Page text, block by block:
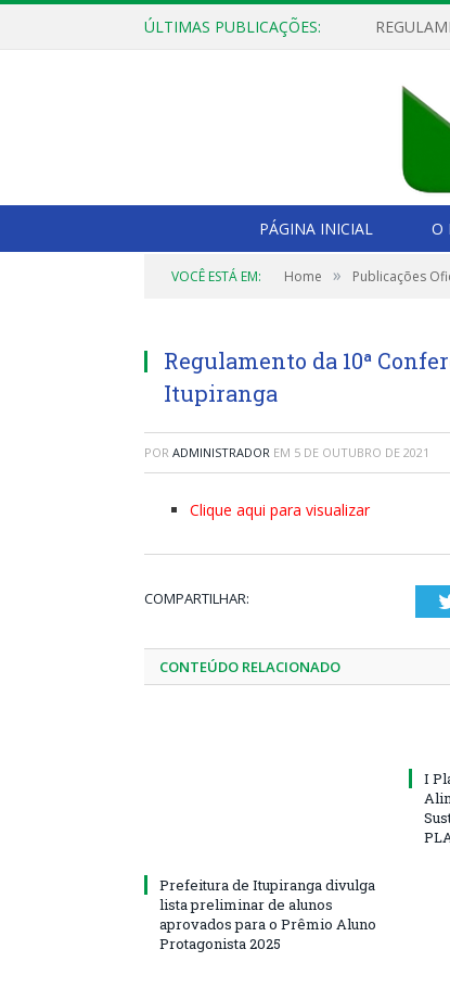
ÚLTIMAS PUBLICAÇÕES:
PÁGINA INICIAL O
VOCÊ ESTÁ EM: Home » Publicações
Regulamento da 10ª
Itupiranga
POR ADMINISTRADOR EM 5 DE OUTUBRO DE 2021
Clique aqui para visualizar
COMPARTILHAR:
CONTEÚDO RELACIONADO
Prefeitura de Itupiranga divulga
lista preliminar de alunos
aprovados para o Prêmio Aluno
Protagonista 2025
I